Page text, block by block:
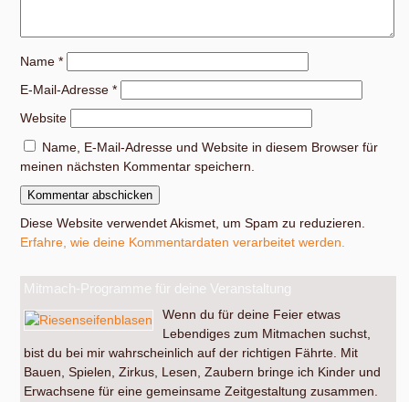
Name*
E-Mail-Adresse*
Website
Name, E-Mail-Adresse und Website in diesem Browser für
meinen nächsten Kommentar speichern.
Diese Website verwendet Akismet, um Spam zu reduzieren.
Erfahre, wie deine Kommentardaten verarbeitet werden.
Mitmach-Programme für deine Veranstaltung
Wenn du für deine Feier etwas
Lebendiges zum Mitmachen suchst,
bist du bei mir wahrscheinlich auf der richtigen Fährte. Mit
Bauen, Spielen, Zirkus, Lesen, Zaubern bringe ich Kinder und
Erwachsene für eine gemeinsame Zeitgestaltung zusammen.